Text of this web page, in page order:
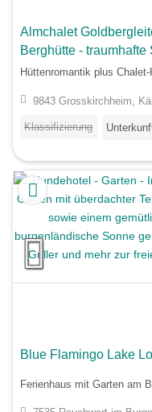
Almchalet
Berghütte -
Nationalpark Hohe
Hüttenromantik plus
9843 Grosskirchheim,
Klassifizierung
Blue Flamingo Lake
Ferienhaus mit Garten am